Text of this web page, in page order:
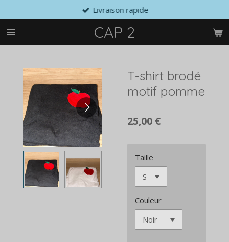
au
contenu
principal
CAP 2
Livraison rapide
T-shirt brodé
motif pomme
25,00 €
Taille
Couleur